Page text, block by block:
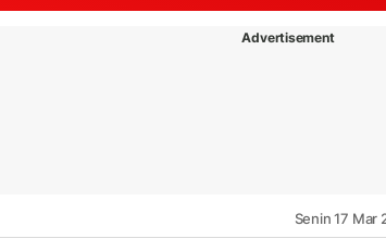
Advertisement
Senin 17 Mar